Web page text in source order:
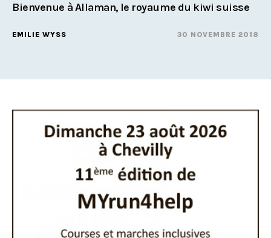
Bienvenue à Allaman, le royaume du kiwi suisse
EMILIE WYSS 30 NOVEMBRE 2018